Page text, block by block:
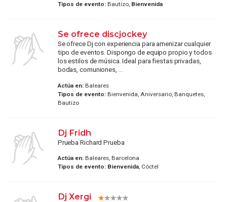
Tipos de evento:Bautizo, Bienvenida
Se ofrece discjockey
Se ofrece Dj con experiencia para amenizar cualquier
tipo de eventos. Dispongo de equipo propio y todos
los estilos de música. Ideal para fiestas privadas,
bodas, comuniones, ...
Actúa en:Baleares
Tipos de evento:Bienvenida, Aniversario, Banquetes,
Bautizo
Dj Fridh
Prueba Richard Prueba
Actúa en:Baleares, Barcelona
Tipos de evento: Bienvenida, Cóctel
Dj Xergi